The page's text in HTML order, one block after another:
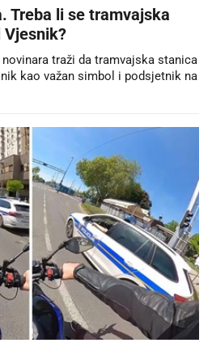
Treba li se tramvajska
traži da tramvajska stanica
kao važan simbol i podsjetnik na